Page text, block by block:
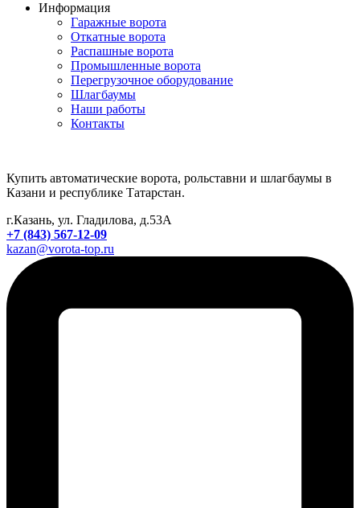
Информация
Гаражные ворота
Откатные ворота
Распашные ворота
Промышленные ворота
Перегрузочное оборудование
Шлагбаумы
Наши работы
Контакты
Купить автоматические ворота, рольставни и шлагбаумы в
Казани и республике Татарстан.
г.Казань, ул. Гладилова, д.53А
+7 (843) 567-12-09
kazan@vorota-top.ru